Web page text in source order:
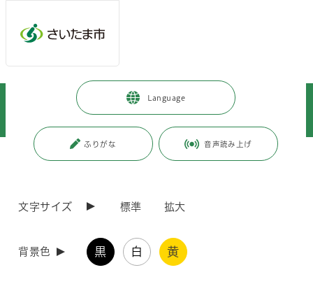
Language
ふりがな 音声読み上げ
文字サイズ 標準 拡大
背景色 黒 白 黄
暮らし・手続き > 環境保全
環境保全に関する計画・条例
更新日付：2026年3月31日 / ページ番号：C129292